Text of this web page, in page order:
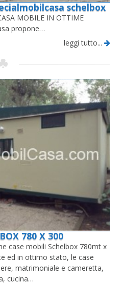
schelbox
IN OTTIME
propone…
leggi tutto...
780 X 300
case mobili Schelbox 780mt x
ed in ottimo stato, le case
matrimoniale e cameretta,
cucina…